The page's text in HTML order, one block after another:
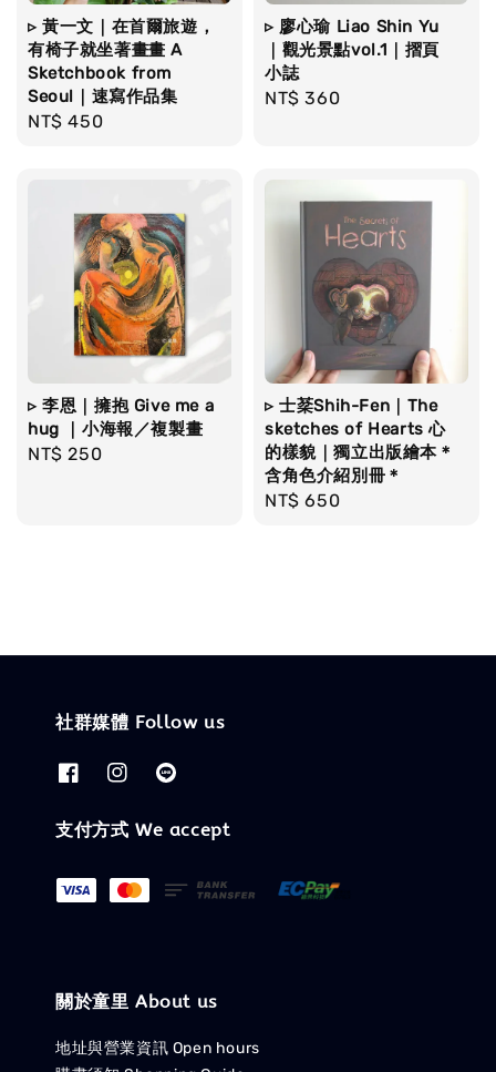
▹ 黃一文｜在首爾旅遊，
有椅子就坐著畫畫 A
Sketchbook from
Seoul｜速寫作品集
Regular
NT$ 450
▹ 廖心瑜 Liao Shin Yu
｜觀光景點vol.1｜摺頁
小誌
Regular
NT$ 360
▹ 李恩｜擁抱 Give me a
hug ｜小海報／複製畫
Regular
NT$ 250
▹ 士棻Shih-Fen｜The
sketches of Hearts 心
的樣貌｜獨立出版繪本＊
含角色介紹別冊＊
Regular
NT$ 650
社群媒體 Follow us
支付方式 We accept
關於童里 About us
地址與營業資訊 Open hours